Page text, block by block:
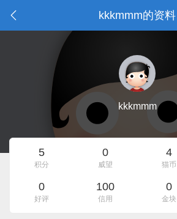
kkkmmm的资料
kkkmmm
5
积分
0
威望
4
猫币
0
好评
100
信用
0
金块